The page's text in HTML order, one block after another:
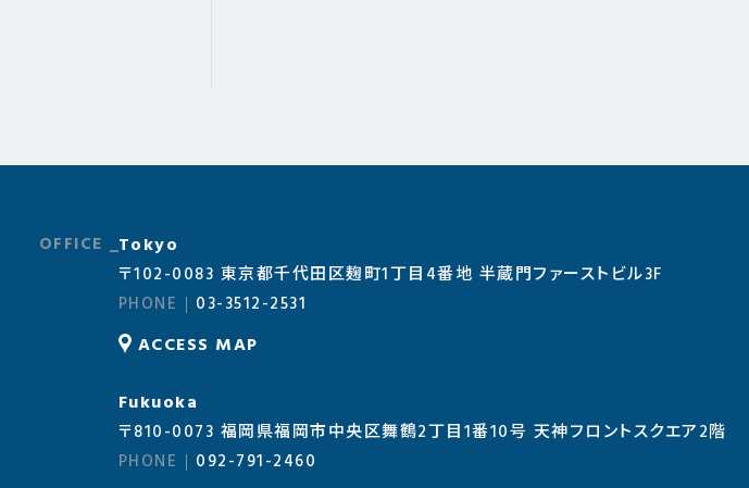
Tokyo
〒102-0083 東京都千代田区麹町1丁目4番地 半蔵門ファーストビル3F
03-3512-2531
ACCESS MAP
Fukuoka
〒810-0073 福岡県福岡市中央区舞鶴2丁目1番10号 天神フロントスクエア2階
092-791-2460